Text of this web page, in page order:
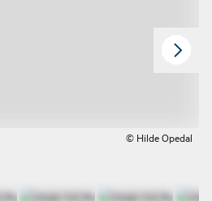
© Hilde Opedal